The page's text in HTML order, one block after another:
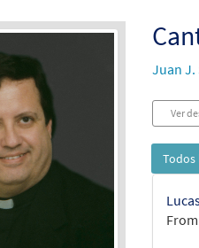
Juan J.
Ver